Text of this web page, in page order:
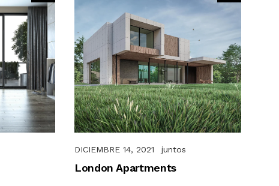
DICIEMBRE 14, 2021 juntos
London Apartments